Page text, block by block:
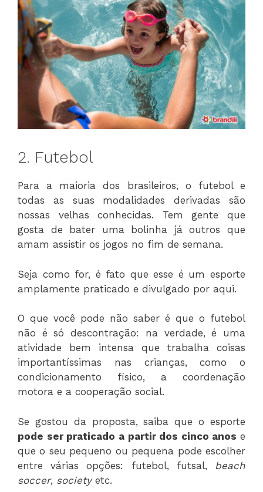
2. Futebol
Para a maioria dos brasileiros, o futebol e
todas as suas modalidades derivadas são
nossas velhas conhecidas. Tem gente que
gosta de bater uma bolinha já outros que
amam assistir os jogos no fim de semana.
Seja como for, é fato que esse é um esporte
amplamente praticado e divulgado por aqui.
O que você pode não saber é que o futebol
não é só descontração: na verdade, é uma
atividade bem intensa que trabalha coisas
importantíssimas nas crianças, como o
condicionamento físico, a coordenação
motora e a cooperação social.
Se gostou da proposta, saiba que o esporte
pode ser praticado a partir dos cinco anos e
que o seu pequeno ou pequena pode escolher
entre várias opções: futebol, futsal, beach
soccer, society etc.